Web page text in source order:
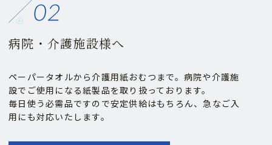
病院・介護施設様へ
ペーパータオルから介護用紙おむつまで。病院や介護施
設でご使用になる紙製品を取り扱っております。
毎日使う必需品ですので安定供給はもちろん、急なご入
用にも対応いたします。